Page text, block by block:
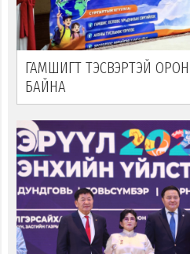
ГАМШИГТ ТЭСВЭРТЭЙ
БАЙНА